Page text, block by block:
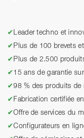
✔ Leader techno et
✔ Plus de 100 brevets
✔ Plus de 2.500
✔ 15 ans de garantie
✔98 % des produits de
✔ Fabrication certifiée
✔Offre de services du
✔Configurateurs en